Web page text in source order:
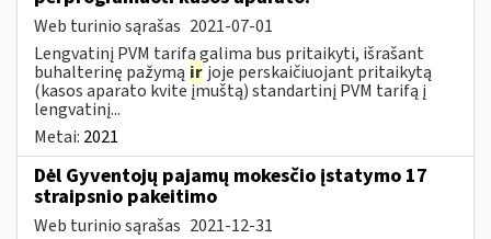
Web turinio sąrašas 2021-07-01
Lengvatinį PVM tarifą galima bus pritaikyti, išrašant
buhalterinę pažymą ir joje perskaičiuojant pritaikytą
(kasos aparato kvite įmuštą) standartinį PVM tarifą į
lengvatinį...
Metai: 2021
Dėl Gyventojų pajamų mokesčio įstatymo 17
straipsnio pakeitimo
Web turinio sąrašas 2021-12-31